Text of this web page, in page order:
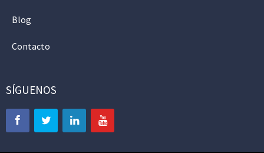
Blog
Contacto
SÍGUENOS